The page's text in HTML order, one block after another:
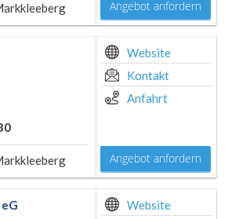
Angebot anfordern
Website
Kontakt
Anfahrt
Angebot anfordern
Website